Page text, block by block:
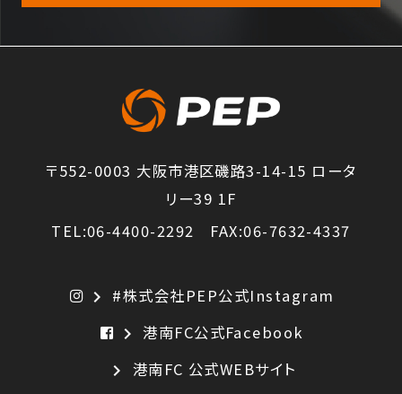
〒552-0003 大阪市港区磯路3-14-15 ロータ
リー39 1F
TEL:06-4400-2292 FAX:06-7632-4337
chevron_right #株式会社PEP公式Instagram
chevron_right 港南FC公式Facebook
chevron_right 港南FC 公式WEBサイト